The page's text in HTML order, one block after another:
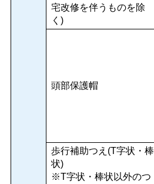
宅改修を伴うものを除
く)
頭部保護帽
歩行補助つえ(T字状・棒
状)
※T字状・棒状以外のつ